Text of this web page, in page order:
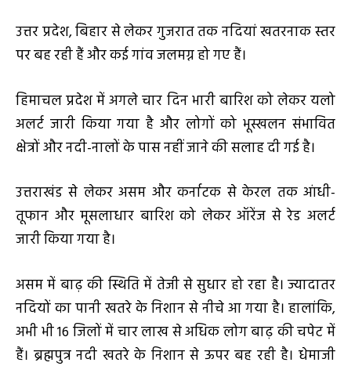
उत्तर प्रदेश, बिहार से लेकर गुजरात तक नदियां खतरनाक स्तर
पर बह रही हैं और कई गांव जलमग्न हो गए हैं।
हिमाचल प्रदेश में अगले चार दिन भारी बारिश को लेकर यलो
अलर्ट जारी किया गया है और लोगों को भूस्खलन संभावित
क्षेत्रों और नदी-नालों के पास नहीं जाने की सलाह दी गई है।
उत्तराखंड से लेकर असम और कर्नाटक से केरल तक आंधी-
तूफान और मूसलाधार बारिश को लेकर ऑरेंज से रेड अलर्ट
जारी किया गया है।
असम में बाढ़ की स्थिति में तेजी से सुधार हो रहा है। ज्यादातर
नदियों का पानी खतरे के निशान से नीचे आ गया है। हालांकि,
अभी भी 16 जिलों में चार लाख से अधिक लोग बाढ़ की चपेट में
हैं। ब्रह्मपुत्र नदी खतरे के निशान से ऊपर बह रही है। धेमाजी